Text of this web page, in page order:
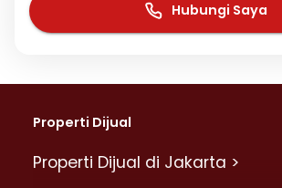
Hubungi Saya
Properti Dijual
Properti Dijual di Jakarta >